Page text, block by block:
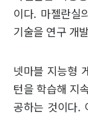
이다. 마젤란실
기술을 연구 개
넷마블 지능형
턴을 학습해 지
공하는 것이다.